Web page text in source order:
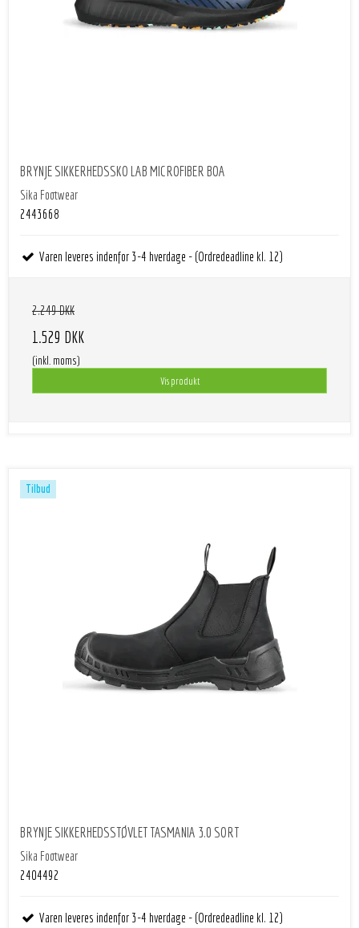
BRYNJE SIKKERHEDSSKO LAB MICROFIBER BOA
Sika Footwear
2443668
Varen leveres indenfor 3-4 hverdage - (Ordredeadline kl. 12)
2.249 DKK
1.529 DKK
(inkl. moms)
Vis produkt
Tilbud
BRYNJE SIKKERHEDSSTØVLET TASMANIA 3.0 SORT
Sika Footwear
2404492
Varen leveres indenfor 3-4 hverdage - (Ordredeadline kl. 12)